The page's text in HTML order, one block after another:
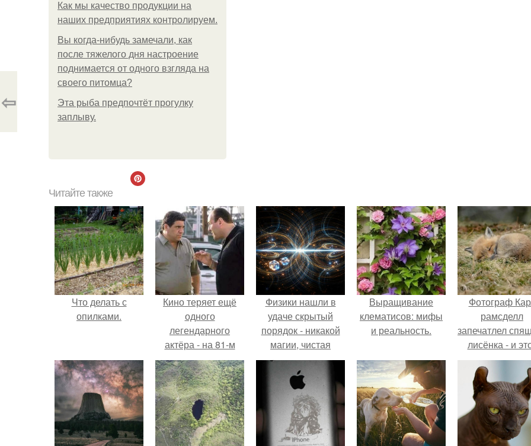
Как мы качество продукции на
наших предприятиях контролируем.
Вы когда-нибудь замечали, как
после тяжелого дня настроение
поднимается от одного взгляда на
своего питомца?
Эта рыба предпочтёт прогулку
заплыву.
⇦
Читайте также
Что делать с
опилками.
Кино теряет ещё
одного
легендарного
актёра - на 81-м
году жизни не стало
Винсента пасторе.
Физики нашли в
удаче скрытый
порядок - никакой
магии, чистая
квантовая
механика.
Выращивание
клематисов: мифы
и реальность.
Фотограф
рамсделл
запечатлел
лисёнка - и
кадр
растопить
самое
сердце.